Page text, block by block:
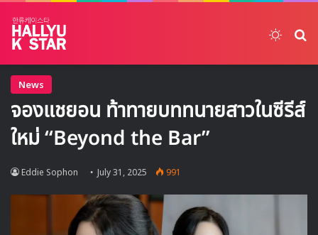
News
จองแชยอน ท้าทายบททนายสาวในซีรีส์
ใหม่ “Beyond the Bar”
Eddie Sophon July 31, 2025 991